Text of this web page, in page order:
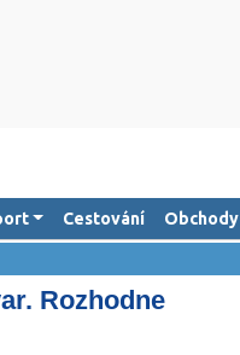
Cestování Obchody
Rozhodne